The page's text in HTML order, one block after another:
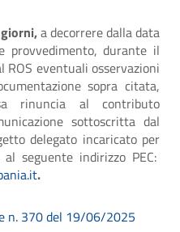
a decorrere dalla data
provvedimento, durante il
ROS eventuali osservazioni
sopra citata,
rinuncia al contributo
sottoscritta dal
delegato incaricato per
seguente indirizzo PEC:
.
n. 370 del 19/06/2025